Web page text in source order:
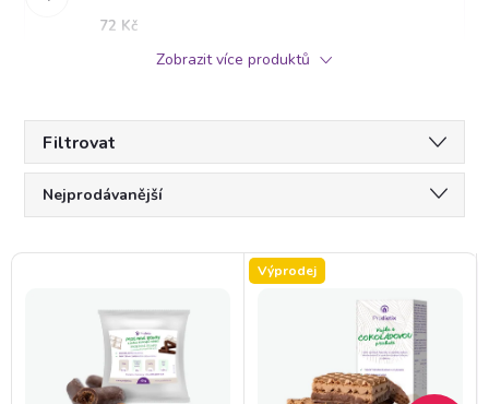
72 Kč
Zobrazit více produktů
Filtrovat
Ř
a
Nejprodávanější
Nejdražší
Abecedně
Výprodej